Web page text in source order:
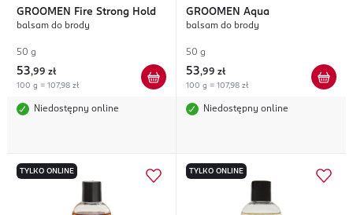
GROOMEN Fire Strong Hold
balsam do brody
50 g
53,99 zł
100 g = 107,98 zł
Niedostępny online
GROOMEN Aqua
balsam do brody
50 g
53,99 zł
100 g = 107,98 zł
Niedostępny online
TYLKO ONLINE TYLKO ONLINE